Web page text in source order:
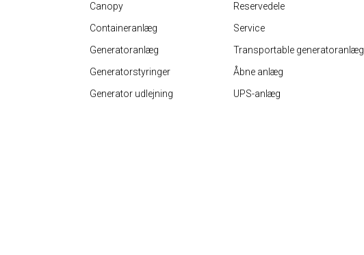
Canopy
Containeranlæg
Generatoranlæg
Generatorstyringer
Generator udlejning
Reservedele
Service
Transportable generatoranlæg
Åbne anlæg
UPS-anlæg